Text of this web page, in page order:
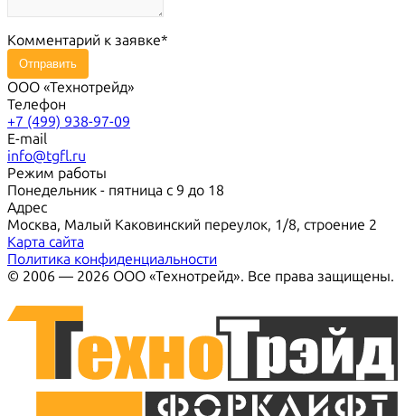
Комментарий к заявке
Отправить
ООО «Технотрейд»
Телефон
+7 (499) 938-97-09
E-mail
info@tgfl.ru
Режим работы
Понедельник - пятница с 9 до 18
Адрес
Москва, Малый Каковинский переулок, 1/8, строение 2
Карта сайта
Политика конфиденциальности
© 2006 — 2026 ООО «Технотрейд». Все права защищены.